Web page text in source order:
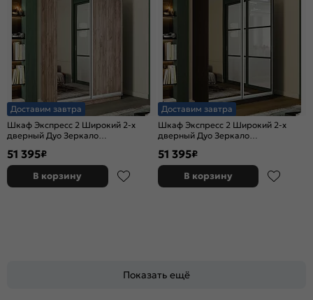
Доставим завтра
Шкаф Экспресс 2 Широкий 2-х
дверный Дуо Зеркало
Табачный 1800*2400*600
51 395₽
В корзину
Доставим завтра
Шкаф Экспресс 2 Широкий 2-х
дверный Дуо Зеркало
1800*2400*600
51 395₽
В корзину
Показать ещё